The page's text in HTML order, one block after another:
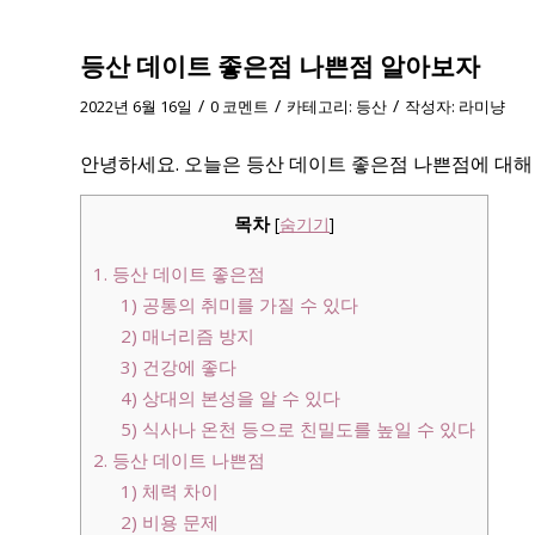
등산 데이트 좋은점 나쁜점 알아보자
2022년 6월 16일 / 0 코멘트 / 카테고리: 등산 / 작성자: 라미냥
안녕하세요. 오늘은 등산 데이트 좋은점 나쁜점에 대
목차 [숨기기]
1. 등산 데이트 좋은점
1) 공통의 취미를 가질 수 있다
2) 매너리즘 방지
3) 건강에 좋다
4) 상대의 본성을 알 수 있다
5) 식사나 온천 등으로 친밀도를 높일 수 있다
2. 등산 데이트 나쁜점
1) 체력 차이
2) 비용 문제